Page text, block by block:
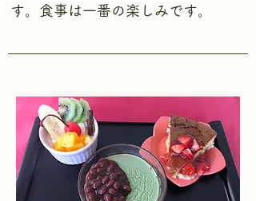
す。食事は一番の楽しみです。